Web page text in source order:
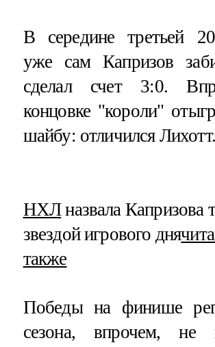
В середине третьей
уже сам Капризов
сделал счет 3:0.
концовке "короли"
шайбу: отличился Лихотт.
НХЛназвала Капризова
звездой игрового дня
также
Победы на финише
сезона, впрочем, не